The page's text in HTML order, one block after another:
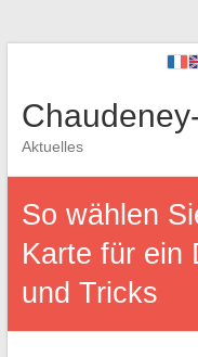
Aktuelles
So wählen
Karte für ein
und Tricks